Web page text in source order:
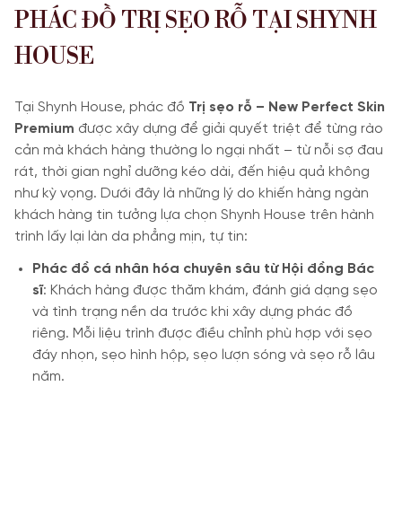
PHÁC ĐỒ TRỊ SẸO RỖ TẠI SHYNH
HOUSE
Tại Shynh House, phác đồ Trị sẹo rỗ – New Perfect Skin
Premium được xây dựng để giải quyết triệt để từng rào
cản mà khách hàng thường lo ngại nhất – từ nỗi sợ đau
rát, thời gian nghỉ dưỡng kéo dài, đến hiệu quả không
như kỳ vọng. Dưới đây là những lý do khiến hàng ngàn
khách hàng tin tưởng lựa chọn Shynh House trên hành
trình lấy lại làn da phẳng mịn, tự tin:
Phác đồ cá nhân hóa chuyên sâu từ Hội đồng Bác
sĩ: Khách hàng được thăm khám, đánh giá dạng sẹo
và tình trạng nền da trước khi xây dựng phác đồ
riêng. Mỗi liệu trình được điều chỉnh phù hợp với sẹo
đáy nhọn, sẹo hình hộp, sẹo lượn sóng và sẹo rỗ lâu
năm.